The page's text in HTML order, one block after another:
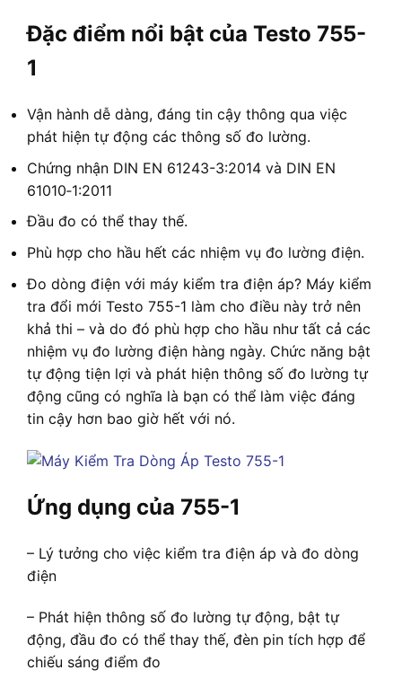
Đặc điểm nổi bật của Testo 755-
1
Vận hành dễ dàng, đáng tin cậy thông qua việc
phát hiện tự động các thông số đo lường.
Chứng nhận DIN EN 61243-3:2014 và DIN EN
61010‑1:2011
Đầu đo có thể thay thế.
Phù hợp cho hầu hết các nhiệm vụ đo lường điện.
Đo dòng điện với máy kiểm tra điện áp? Máy kiểm
tra đổi mới Testo 755-1 làm cho điều này trở nên
khả thi – và do đó phù hợp cho hầu như tất cả các
nhiệm vụ đo lường điện hàng ngày. Chức năng bật
tự động tiện lợi và phát hiện thông số đo lường tự
động cũng có nghĩa là bạn có thể làm việc đáng
tin cậy hơn bao giờ hết với nó.
Ứng dụng của 755-1
– Lý tưởng cho việc kiểm tra điện áp và đo dòng
điện
– Phát hiện thông số đo lường tự động, bật tự
động, đầu đo có thể thay thế, đèn pin tích hợp để
chiếu sáng điểm đo